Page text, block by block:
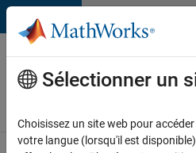
Passer au contenu
Votre
carrière
chez
Accueil Explorer nos opportunités
Sélectionner un
Choisissez un site web pour
votre langue (lorsqu'il est